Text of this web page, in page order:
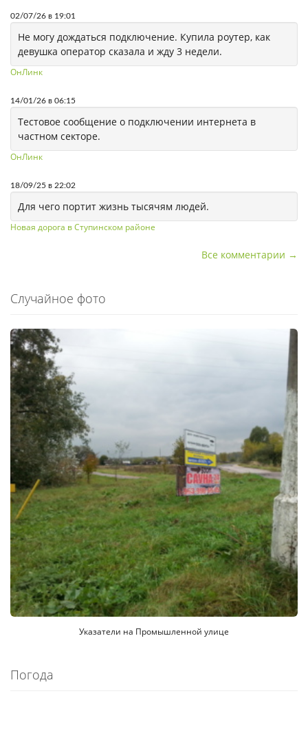
02/07/26 в 19:01
Не могу дождаться подключение. Купила роутер, как
девушка оператор сказала и жду 3 недели.
ОнЛинк
14/01/26 в 06:15
Тестовое сообщение о подключении интернета в
частном секторе.
ОнЛинк
18/09/25 в 22:02
Для чего портит жизнь тысячям людей.
Новая дорога в Ступинском районе
Все комментарии →
Случайное фото
Указатели на Промышленной улице
Погода